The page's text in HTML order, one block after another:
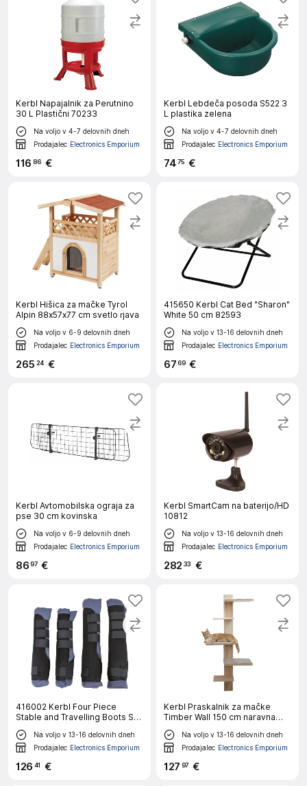
Kerbl Napajalnik za Perutnino
30 L Plastični 70233
Na voljo v 4-7 delovnih dneh
Prodajalec Electronics Emporium
116 86 €
Kerbl Lebdeča posoda S522 3
L plastika zelena
Na voljo v 4-7 delovnih dneh
Prodajalec Electronics Emporium
7475 €
Kerbl Hišica za mačke Tyrol
Alpin 88x57x77 cm svetlo rjava
Na voljo v 6-9 delovnih dneh
Prodajalec Electronics Emporium
265 24 €
415650 Kerbl Cat Bed "Sharon"
White 50 cm 82593
Na voljo v 13-16 delovnih dneh
Prodajalec Electronics Emporium
6769 €
Kerbl Avtomobilska ograja za
pse 30 cm kovinska
Na voljo v 6-9 delovnih dneh
Prodajalec Electronics Emporium
8697 €
Kerbl SmartCam na baterijo/HD
10812
Na voljo v 13-16 delovnih dneh
Prodajalec Electronics Emporium
282 33 €
416002 Kerbl Four Piece
Stable and Travelling Boots Set
Size M 32469
Na voljo v 13-16 delovnih dneh
Prodajalec Electronics Emporium
126 41 €
Kerbl Praskalnik za mačke
Timber Wall 150 cm naravna
and taupe
Na voljo v 13-16 delovnih dneh
Prodajalec Electronics Emporium
127 97 €